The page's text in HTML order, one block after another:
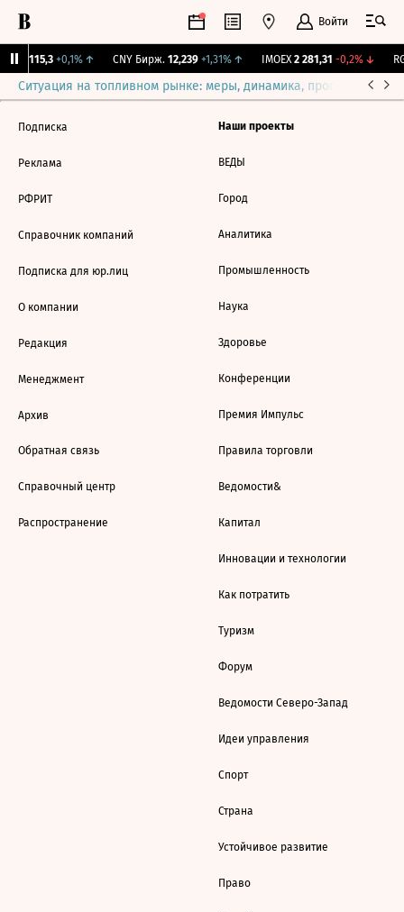
Войти
115,3 +0,1%↑ CNY Бирж. 12,239 +1,31%↑ IMOEX 2 281,31 -0,2%↓
Ситуация на топливном рынке: меры, динамика, прогнозы
Подписка
Реклама
РФРИТ
Справочник компаний
Подписка для юр.лиц
О компании
Редакция
Менеджмент
Архив
Обратная связь
Справочный центр
Распространение
Наши проекты
ВЕДЫ
Город
Аналитика
Промышленность
Наука
Здоровье
Конференции
Премия Импульс
Правила торговли
Ведомости&
Капитал
Инновации и технологии
Как потратить
Туризм
Форум
Ведомости Северо-Запад
Идеи управления
Спорт
Страна
Устойчивое развитие
Право